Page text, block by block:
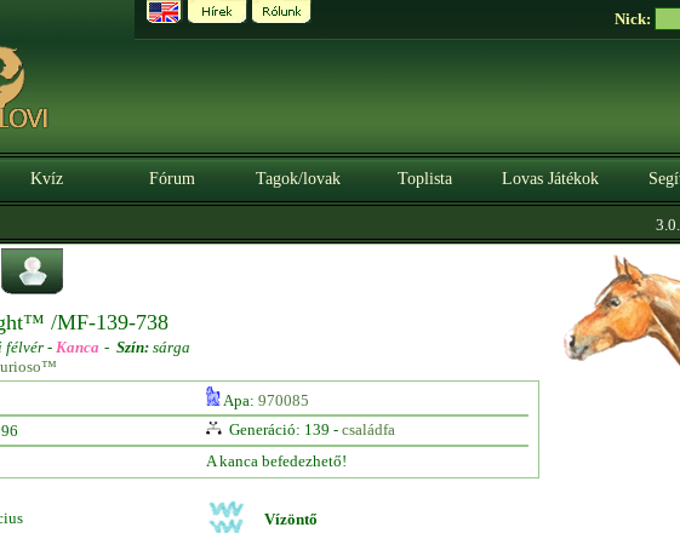
Nick:
Kvíz Fórum Tagok/lovak Toplista Lovas Játékok
/MF-139-738
félvér - Kanca - Szín: sárga
Apa: 970085
Generáció: 139 - családfa
A kanca befedezhető!
Vízöntő